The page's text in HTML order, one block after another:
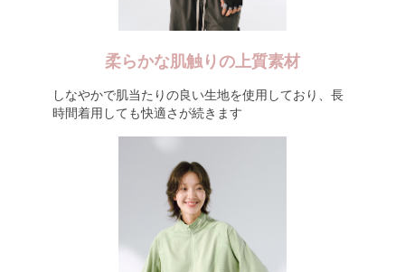
柔らかな肌触りの上質素材
しなやかで肌当たりの良い生地を使用しており、長
時間着用しても快適さが続きます